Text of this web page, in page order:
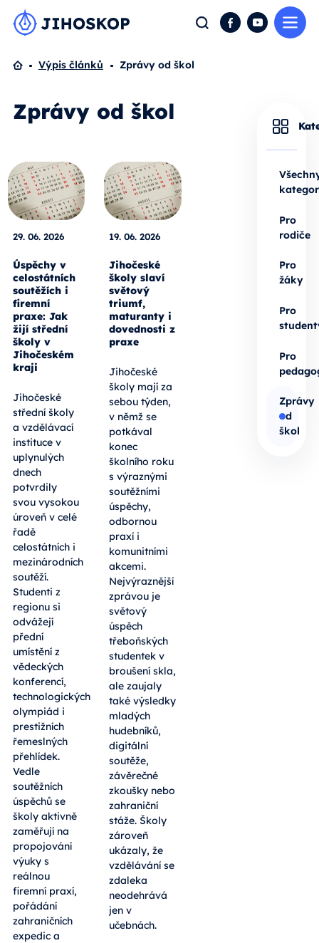
Hledat FacebookYouTube
Domů
Výpis článků Zprávy od škol
Zprávy od škol
29. 06. 2026
Úspěchy v
celostátních
soutěžích i
firemní
praxe: Jak
žijí střední
školy v
Jihočeském
kraji
Jihočeské
střední školy
a vzdělávací
instituce v
uplynulých
dnech
potvrdily
svou vysokou
úroveň v celé
řadě
celostátních i
mezinárodních
soutěží.
Studenti z
regionu si
odvážejí
přední
umístění z
vědeckých
konferencí,
technologických
olympiád i
prestižních
řemeslných
přehlídek.
Vedle
soutěžních
úspěchů se
školy aktivně
zaměřují na
propojování
výuky s
reálnou
firemní praxí,
pořádání
zahraničních
expedic a
19. 06. 2026
Jihočeské
školy slaví
světový
triumf,
maturanty i
dovednosti z
praxe
Jihočeské
školy mají za
sebou týden,
v němž se
potkával
konec
školního roku
s výraznými
soutěžními
úspěchy,
odbornou
praxí i
komunitními
akcemi.
Nejvýraznější
zprávou je
světový
úspěch
třeboňských
studentek v
broušení skla,
ale zaujaly
také výsledky
mladých
hudebníků,
digitální
soutěže,
závěrečné
zkoušky nebo
zahraniční
stáže. Školy
zároveň
ukázaly, že
vzdělávání se
zdaleka
neodehrává
jen v
učebnách.
Pro
rodiče
Pro
žáky
Pro
Pro
Zprávy
od
škol